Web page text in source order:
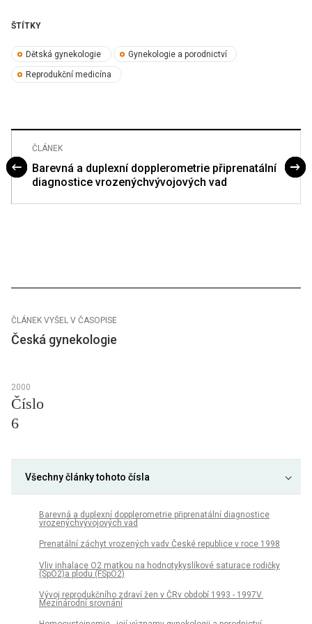
ŠTÍTKY
Dětská gynekologie Gynekologie a porodnictví
Reprodukční medicína
ČLÁNEK
Barevná a duplexní dopplerometrie připrenatální
diagnostice vrozenýchvývojových vad
ČLÁNEK VYŠEL V ČASOPISE
Česká gynekologie
2000
Číslo
6
Všechny články tohoto čísla
Barevná a duplexní dopplerometrie připrenatální diagnostice
vrozenýchvývojových vad
Prenatální záchyt vrozených vadv České republice v roce 1998
Vliv inhalace O2 matkou na hodnotykyslíkové saturace rodičky
(SpO2)a plodu (FSpO2)
Vývoj reprodukčního zdraví žen v ČRv období 1993 - 1997V.
Mezinárodní srovnání